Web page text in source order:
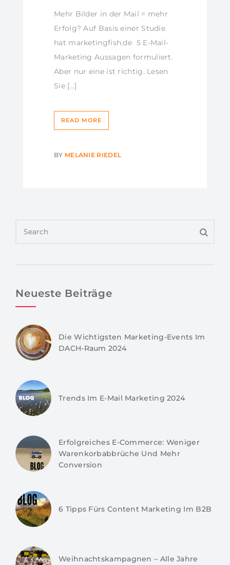
Mehr Bilder in der Mail = mehr
Erfolg? Auf Basis einer Studie
hat marketingfish.de 5 E-Mail-
Marketing Aussagen formuliert.
Aber nur eine ist richtig. Lesen
Sie […]
READ MORE
BY MELANIE RIEDEL
Neueste Beiträge
Die Wichtigsten Marketing-Events Im
DACH-Raum 2024
Trends Im E-Mail Marketing 2024
Erfolgreiches E-Commerce: Weniger
Warenkorbabbrüche Und Mehr
Conversion
6 Tipps Fürs Content Marketing Im B2B
Weihnachtskampagnen – Alle Jahre